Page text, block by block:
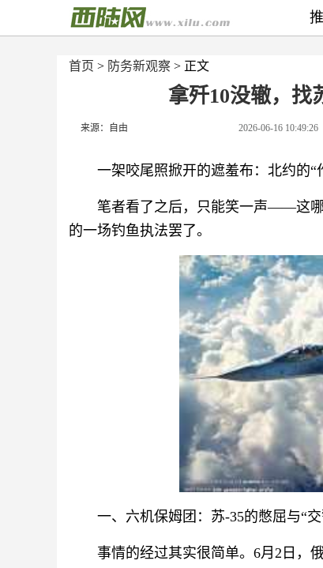
首页 > 防务新观察 > 正文
拿歼10没辙，找
来源：自由 2026-06-16 10:49:26
一架咬尾照掀开的遮羞布：北约的
笔者看了之后，只能笑一声——这
的一场钓鱼执法罢了。
一、六机保姆团：苏-35的憋屈与“
事情的经过其实很简单。6月2日，